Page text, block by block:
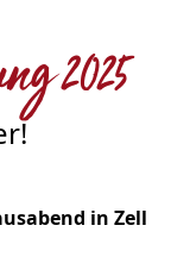
2025
in Zell